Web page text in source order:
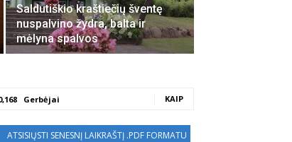
Saldutiškio kraštiečių šventę
nuspalvino žydra, balta ir
mėlyna spalvos
Gerbėjai KAIP
ATSISIŲSTI SENESNĮ LAIKRAŠTĮ .PDF FORMATU